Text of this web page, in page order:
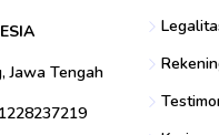
Jawa Tengah